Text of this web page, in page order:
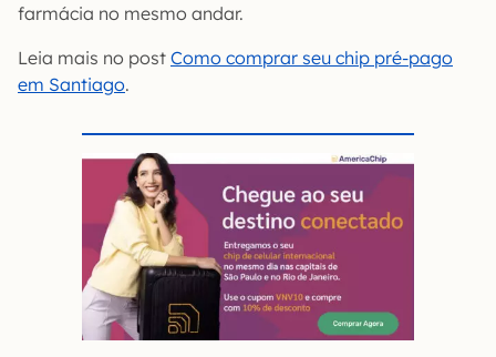
farmácia no mesmo andar.
Leia mais no post Como comprar seu chip pré-pago
em Santiago.